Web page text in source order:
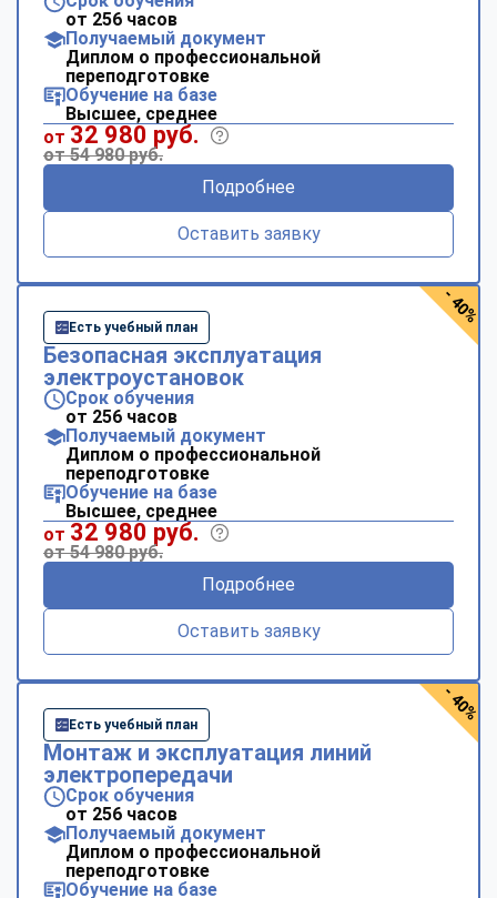
от 256 часов
Получаемый документ
Диплом о профессиональной
переподготовке
Обучение на базе
Высшее, среднее
от 32 980 руб.
от 54 980 руб.
Подробнее
Оставить заявку
Есть учебный план
Безопасная эксплуатация
электроустановок
Срок обучения
от 256 часов
Получаемый документ
Диплом о профессиональной
переподготовке
Обучение на базе
Высшее, среднее
от 32 980 руб.
от 54 980 руб.
Подробнее
Оставить заявку
- 40%
Есть учебный план
Монтаж и эксплуатация линий
электропередачи
Срок обучения
от 256 часов
Получаемый документ
Диплом о профессиональной
переподготовке
Обучение на базе
- 40%